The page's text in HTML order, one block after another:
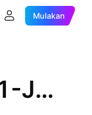
Mulakan
Banco de Credito del Peru S.A. 5.85% 11-JAN-2029